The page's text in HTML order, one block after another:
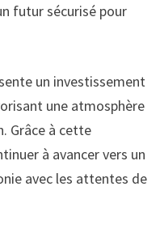
futur sécurisé pour
un investissement
une atmosphère
Grâce à cette
à avancer vers un
avec les attentes de